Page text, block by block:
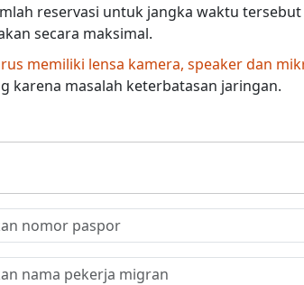
reservasi untuk jangka waktu
secara maksimal.
memiliki lensa kamera, speaker dan
masalah keterbatasan jaringan.